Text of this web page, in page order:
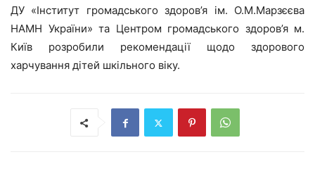
ДУ «Інститут громадського здоров’я ім. О.М.Марзєєва
НАМН України» та Центром громадського здоров’я м.
Київ розробили рекомендації щодо здорового
харчування дітей шкільного віку.